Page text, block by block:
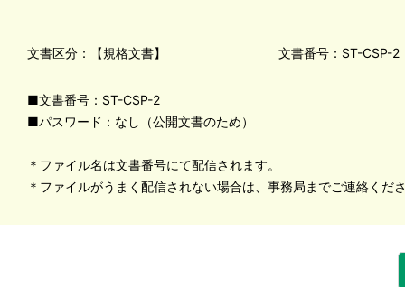
文書区分：【規格文書】 文書番号：ST-CSP-2
■文書番号：ST-CSP-2
■パスワード：なし（公開文書のため）
＊ファイル名は文書番号にて配信されます。
＊ファイルがうまく配信されない場合は、事務局までご連絡くだ